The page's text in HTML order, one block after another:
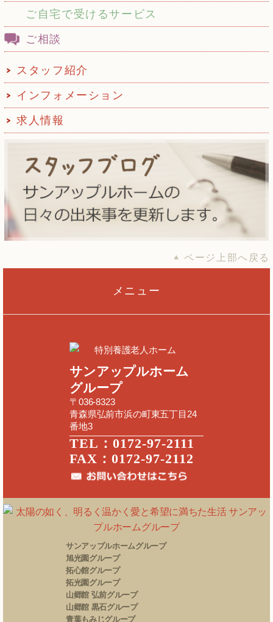
ご自宅で受けるサービス
ご相談
スタッフ紹介
インフォメーション
求人情報
ページ上部へ戻る
メニュー
特別養護老人ホーム
サンアップルホーム
グループ
〒036-8323
青森県弘前市浜の町東五丁目24
番地3
TEL：0172-97-2111
FAX：0172-97-2112
サンアップルホームグループ
旭光園グループ
拓心館グループ
拓光園グループ
山郷館 弘前グループ
山郷館 黒石グループ
青葉もみじグループ